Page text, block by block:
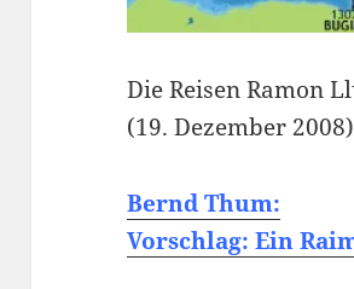
Die Reisen Ramon
(19. Dezember 2008)
Bernd Thum:
Vorschlag: Ein